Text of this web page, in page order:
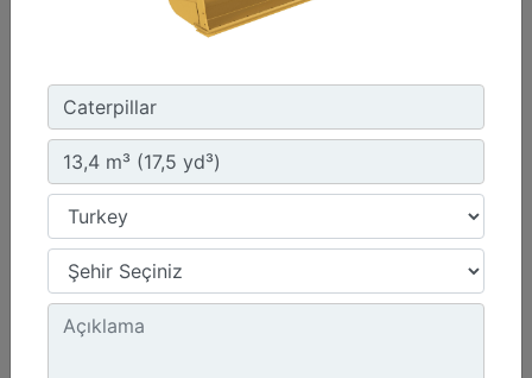
107.4 inç - 2727 mm
Ağırlık :
2220.1 lb - 1007 kg
Detay Teklif Al